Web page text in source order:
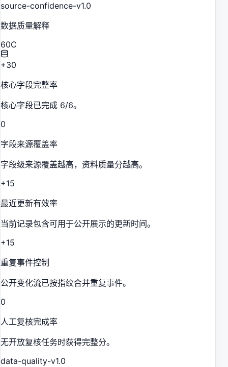
source-confidence-v1.0
数据质量解释
60C
+30
核心字段完整率
核心字段已完成 6/6。
0
字段来源覆盖率
字段级来源覆盖越高，资料质量分越高。
+15
最近更新有效率
当前记录包含可用于公开展示的更新时间。
+15
重复事件控制
公开变化流已按指纹合并重复事件。
0
人工复核完成率
无开放复核任务时获得完整分。
data-quality-v1.0